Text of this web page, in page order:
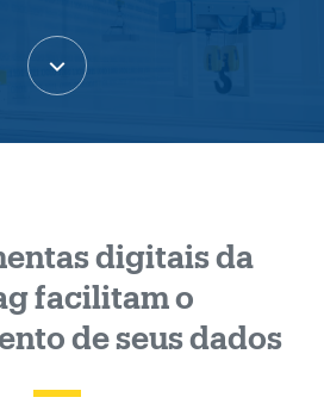
digitais da
facilitam o
de seus dados